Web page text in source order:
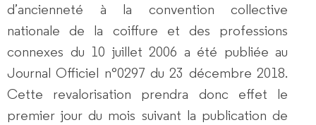
d’ancienneté à la convention collective
nationale de la coiffure et des professions
connexes du 10 juillet 2006 a été publiée au
Journal Officiel n°0297 du 23 décembre 2018.
Cette revalorisation prendra donc effet le
premier jour du mois suivant la publication de